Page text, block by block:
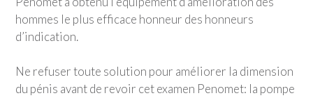
hommes le plus efficace honneur des honneurs
d’indication.
Ne refuser toute solution pour améliorer la dimension
du pénis avant de revoir cet examen Penomet: la pompe